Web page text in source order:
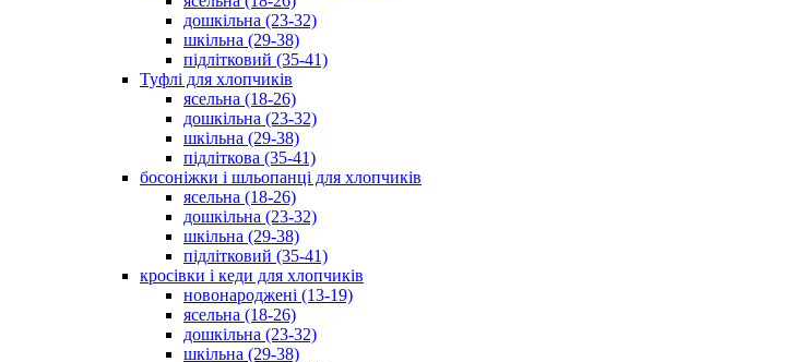
дошкільна (23-32)
шкільна (29-38)
підлітковий (35-41)
Туфлі для хлопчиків
ясельна (18-26)
дошкільна (23-32)
шкільна (29-38)
підліткова (35-41)
босоніжки і шльопанці для хлопчиків
ясельна (18-26)
дошкільна (23-32)
шкільна (29-38)
підлітковий (35-41)
кросівки і кеди для хлопчиків
новонароджені (13-19)
ясельна (18-26)
дошкільна (23-32)
шкільна (29-38)